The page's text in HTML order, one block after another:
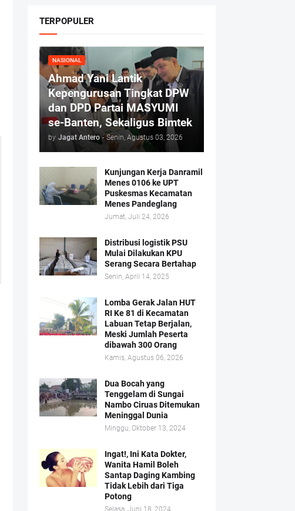
TERPOPULER
NASIONAL
Ahmad Yani Lantik
Kepengurusan Tingkat DPW
dan DPD Partai MASYUMI
se-Banten, Sekaligus Bimtek
by Jagat Antero - Senin, Agustus 03, 2026
Kunjungan Kerja Danramil
Menes 0106 ke UPT
Puskesmas Kecamatan
Menes Pandeglang
Jumat, Juli 24, 2026
Distribusi logistik PSU
Mulai Dilakukan KPU
Serang Secara Bertahap
Senin, April 14, 2025
Lomba Gerak Jalan HUT
RI Ke 81 di Kecamatan
Labuan Tetap Berjalan,
Meski Jumlah Peserta
dibawah 300 Orang
Kamis, Agustus 06, 2026
Dua Bocah yang
Tenggelam di Sungai
Nambo Ciruas Ditemukan
Meninggal Dunia
Minggu, Oktober 13, 2024
Ingat!, Ini Kata Dokter,
Wanita Hamil Boleh
Santap Daging Kambing
Tidak Lebih dari Tiga
Potong
Selasa, Juni 18, 2024